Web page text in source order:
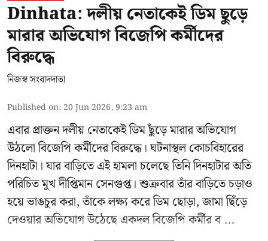
Dinhata: দলীয় নেতাকেই ডিম ছুড়ে
মারার অভিযোগ বিজেপি কর্মীদের
বিরুদ্ধে
নিজস্ব সংবাদদাতা
Published on: 20 Jun 2026, 9:23 am
এবার প্রাক্তন দলীয় নেতাকেই ডিম ছুঁড়ে মারার অভিযোগ
উঠলো বিজেপি কর্মীদের বিরুদ্ধে। ঘটনাস্থল কোচবিহারের
দিনহাটা। যার বাড়িতে এই হামলা চলেছে তিনি দিনহাটার অতি
পরিচিত মুখদীপ্তিমান সেনগুপ্ত।শুক্রবার তাঁর বাড়িতে চড়াও
হয়ে ভাঙচুর করা, তাঁকে লক্ষ্য করে ডিম ছোড়া, জামা ছিঁড়ে
দেওয়ার অভিযোগ উঠেছে একদল বিজেপি কর্মীর ব ...